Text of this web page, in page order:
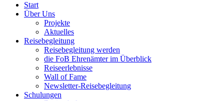
Start
Über Uns
Projekte
Aktuelles
Reisebegleitung
Reisebegleitung werden
die FoB Ehrenämter im Überblick
Reiseerlebnisse
Wall of Fame
Newsletter-Reisebegleitung
Schulungen